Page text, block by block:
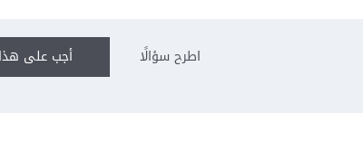
أجب على اطرح سؤالًا